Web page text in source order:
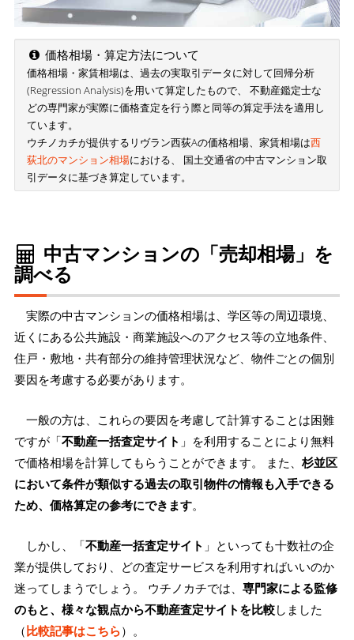
価格相場・算定方法について
価格相場・家賃相場は、過去の実取引データに対して回帰分析
(Regression Analysis)を用いて算定したもので、 不動産鑑定士な
どの専門家が実際に価格査定を行う際と同等の算定手法を適用し
ています。
ウチノカチが提供するリヴラン西荻Aの価格相場、家賃相場は西
荻北のマンション相場における、 国土交通省の中古マンション取
引データに基づき算定しています。
中古マンションの「売却相場」を
調べる
実際の中古マンションの価格相場は、学区等の周辺環境、
近くにある公共施設・商業施設へのアクセス等の立地条件、
住戸・敷地・共有部分の維持管理状況など、物件ごとの個別
要因を考慮する必要があります。
一般の方は、これらの要因を考慮して計算することは困難
ですが「不動産一括査定サイト 」を利用することにより無料
で価格相場を計算してもらうことができます。 また、 杉並区
において条件が類似する過去の取引物件の情報も入手できる
ため、価格算定の参考にできます。
しかし、「不動産一括査定サイト 」といっても十数社の企
業が提供しており、どの査定サービスを利用すればいいのか
迷ってしまうでしょう。 ウチノカチでは、 専門家による監修
のもと、様々な観点から不動産査定サイトを比較しました
（比較記事はこちら）。